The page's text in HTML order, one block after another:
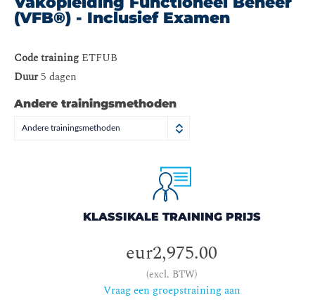
(VFB®) - Inclusief Examen
Code training ETFUB
Duur5 dagen
Andere trainingsmethoden
Andere trainingsmethoden
KLASSIKALE TRAINING PRIJS
eur2,975.00
(excl. BTW)
Vraag een groepstraining aan